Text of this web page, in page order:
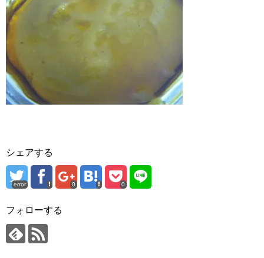
シェアする
error 0 0
フォローする